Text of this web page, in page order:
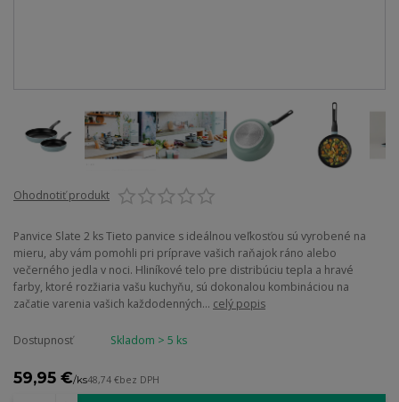
Ohodnotiť produkt
Panvice Slate 2 ks Tieto panvice s ideálnou veľkosťou sú vyrobené na
mieru, aby vám pomohli pri príprave vašich raňajok ráno alebo
večerného jedla v noci. Hliníkové telo pre distribúciu tepla a hravé
farby, ktoré rozžiaria vašu kuchyňu, sú dokonalou kombináciou na
začatie varenia vašich každodenných... celý popis
Dostupnosť Skladom > 5 ks
59,95 €/ks48,74 €bez DPH